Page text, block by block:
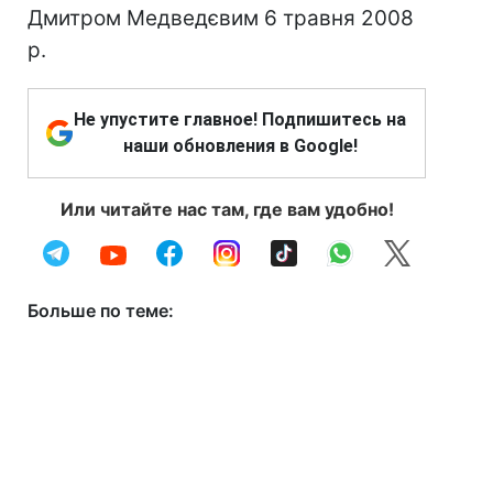
Дмитром Медведєвим 6 травня 2008
р.
Не упустите главное! Подпишитесь на
наши обновления в Google!
Или читайте нас там, где вам удобно!
Больше по теме: